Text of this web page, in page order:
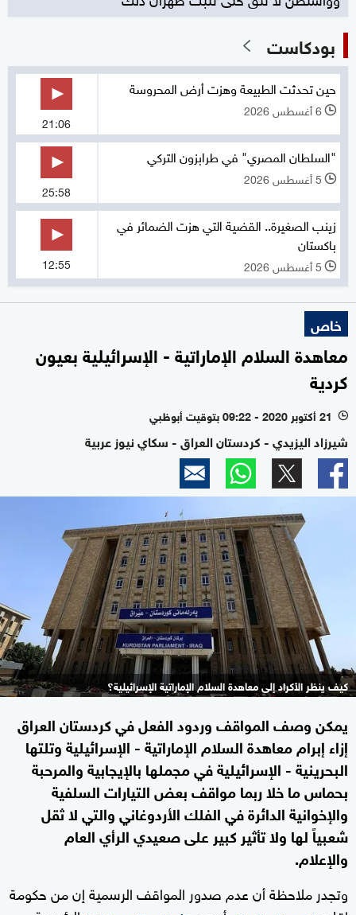
بودكاست
حين تحدثت الطبيعة وهزت أرض المحروسة
l 6 أغسطس 2026
21:06
"السلطان المصري" في طرابزون التركي
l 5 أغسطس 2026
25:58
زينب الصغيرة.. القضية التي هزت الضمائر في
باكستان
l 5 أغسطس 2026 12:55
خاص
معاهدة السلام الإماراتية - الإسرائيلية بعيون
كردية
l 21 أكتوبر 2020 - 09:22 بتوقيت أبوظبي
شيرزاد اليزيدي - كردستان العراق - سكاي نيوز عربية
كيف ينظر الأكراد إلى معاهدة السلام الإماراتية الإسرائيلية؟
يمكن وصف المواقف وردود الفعل في كردستان العراق
إزاء إبرام معاهدة السلام الإماراتية - الإسرائيلية وتلتها
البحرينية - الإسرائيلية في مجملها بالإيجابية والمرحبة
بحماس ما خلا ربما مواقف بعض التيارات السلفية
والإخوانية الدائرة في الفلك الأردوغاني والتي لا ثقل
شعبياً لها ولا تأثير كبير على صعيدي الرأي العام
والإعلام.
وتجدر ملاحظة أن عدم صدور المواقف الرسمية إن من حكومة